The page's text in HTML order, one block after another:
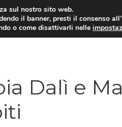
Dalì e
sul nostro sito web.
il banner, presti il consenso
o come disattivarli nelle